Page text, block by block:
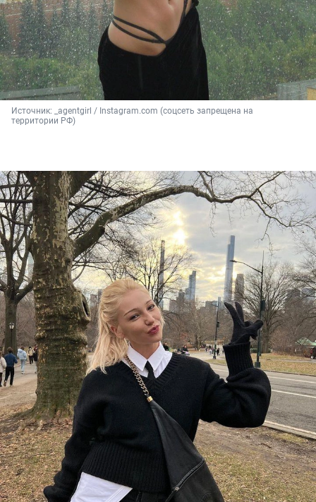
Источник:
_agentgirl / Instagram.com (соцсеть запрещена на
территории РФ)